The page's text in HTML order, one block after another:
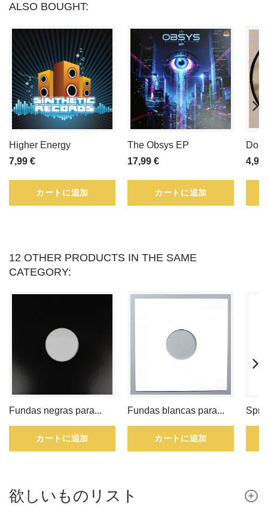
ALSO BOUGHT:
Higher Energy
7,99 €
カートに追加
The Obsys EP
17,99 €
カートに追加
4,91
12 OTHER PRODUCTS IN THE SAME
CATEGORY:
Fundas negras para...
カートに追加
Fundas blancas para...
カートに追加
欲しいものリスト